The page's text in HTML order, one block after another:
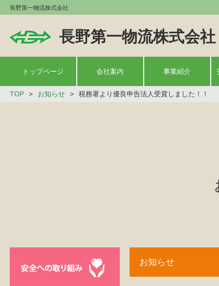
長野第一物流株式会社
長野第一物流株式会社
トップページ 会社案内 事業紹介
TOP お知らせ 税務署より優良申告法人受賞しました！！
お知らせ